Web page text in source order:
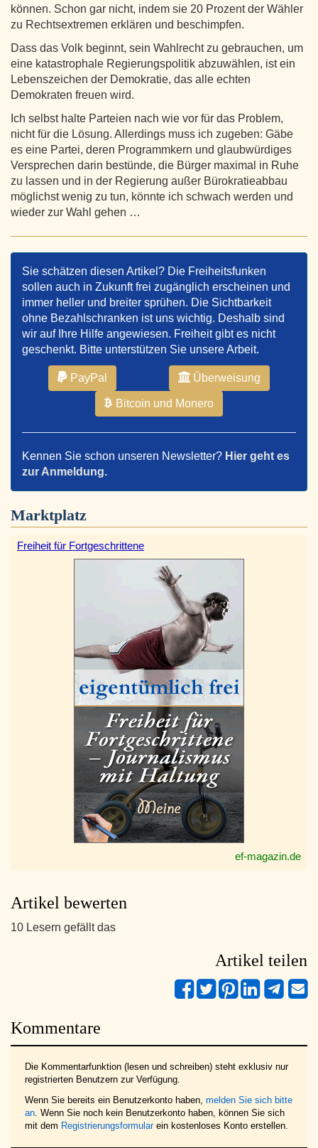
können. Schon gar nicht, indem sie 20 Prozent der Wähler
zu Rechtsextremen erklären und beschimpfen.
Dass das Volk beginnt, sein Wahlrecht zu gebrauchen, um
eine katastrophale Regierungspolitik abzuwählen, ist ein
Lebenszeichen der Demokratie, das alle echten
Demokraten freuen wird.
Ich selbst halte Parteien nach wie vor für das Problem,
nicht für die Lösung. Allerdings muss ich zugeben: Gäbe
es eine Partei, deren Programmkern und glaubwürdiges
Versprechen darin bestünde, die Bürger maximal in Ruhe
zu lassen und in der Regierung außer Bürokratieabbau
möglichst wenig zu tun, könnte ich schwach werden und
wieder zur Wahl gehen …
Sie schätzen diesen Artikel? Die Freiheitsfunken
sollen auch in Zukunft frei zugänglich erscheinen und
immer heller und breiter sprühen. Die Sichtbarkeit
ohne Bezahlschranken ist uns wichtig. Deshalb sind
wir auf Ihre Hilfe angewiesen. Freiheit gibt es nicht
geschenkt. Bitte unterstützen Sie unsere Arbeit.
PayPal Überweisung
Bitcoin und Monero
Kennen Sie schon unseren Newsletter? Hier geht es
zur Anmeldung.
Marktplatz
Freiheit für Fortgeschrittene
ef-magazin.de
Artikel bewerten
10 Lesern gefällt das
Artikel teilen
Kommentare
Die Kommentarfunktion (lesen und schreiben) steht exklusiv nur
registrierten Benutzern zur Verfügung.
Wenn Sie bereits ein Benutzerkonto haben, melden Sie sich bitte
an . Wenn Sie noch kein Benutzerkonto haben, können Sie sich
mit dem Registrierungsformularein kostenloses Konto erstellen.